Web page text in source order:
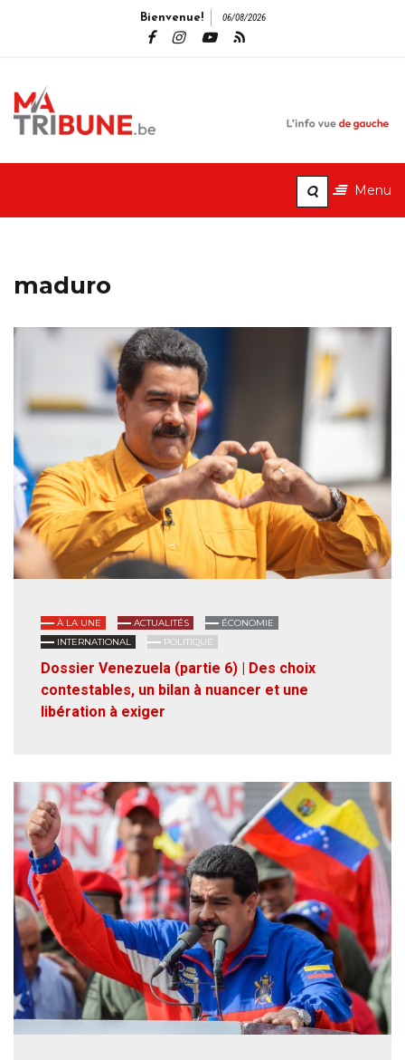
Bienvenue! 06/08/2026
Menu
maduro
À LA UNE ACTUALITÉS
ÉCONOMIE
INTERNATIONAL
POLITIQUE
Dossier Venezuela (partie 6) | Des choix
contestables, un bilan à nuancer et une
libération à exiger